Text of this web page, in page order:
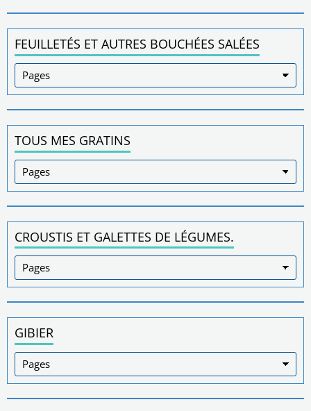
FEUILLETÉS ET AUTRES BOUCHÉES SALÉES
TOUS MES GRATINS
CROUSTIS ET GALETTES DE LÉGUMES.
GIBIER